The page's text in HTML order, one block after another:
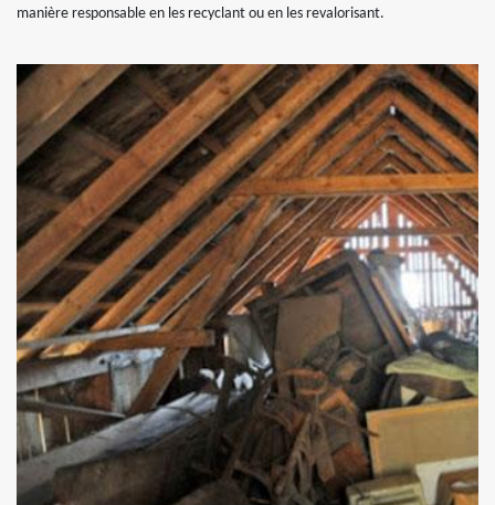
manière responsable en les recyclant ou en les revalorisant.